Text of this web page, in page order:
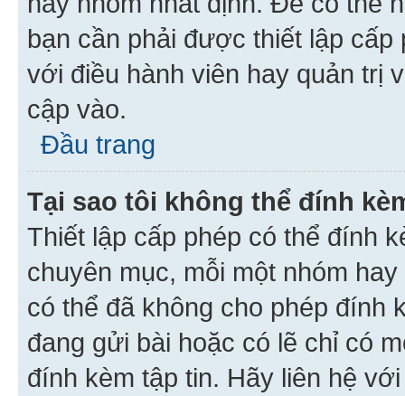
bạn cần phải được thiết lập
với điều hành viên hay quản trị
cập vào.
Đầu trang
Tại sao tôi không thể đính
Thiết lập cấp phép có thể đính
chuyên mục, mỗi một nhóm
có thể đã không cho phép đính
đang gửi bài hoặc có lẽ chỉ có
đính kèm tập tin. Hãy liên hệ